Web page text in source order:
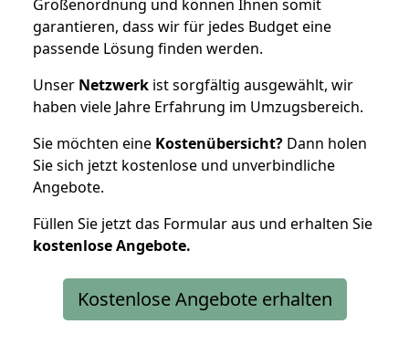
Größenordnung und können Ihnen somit
garantieren, dass wir für jedes Budget eine
passende Lösung finden werden.
Unser Netzwerk ist sorgfältig ausgewählt, wir
haben viele Jahre Erfahrung im Umzugsbereich.
Sie möchten eine Kostenübersicht? Dann holen
Sie sich jetzt kostenlose und unverbindliche
Angebote.
Füllen Sie jetzt das Formular aus und erhalten Sie
kostenloseAngebote.
Kostenlose Angebote erhalten